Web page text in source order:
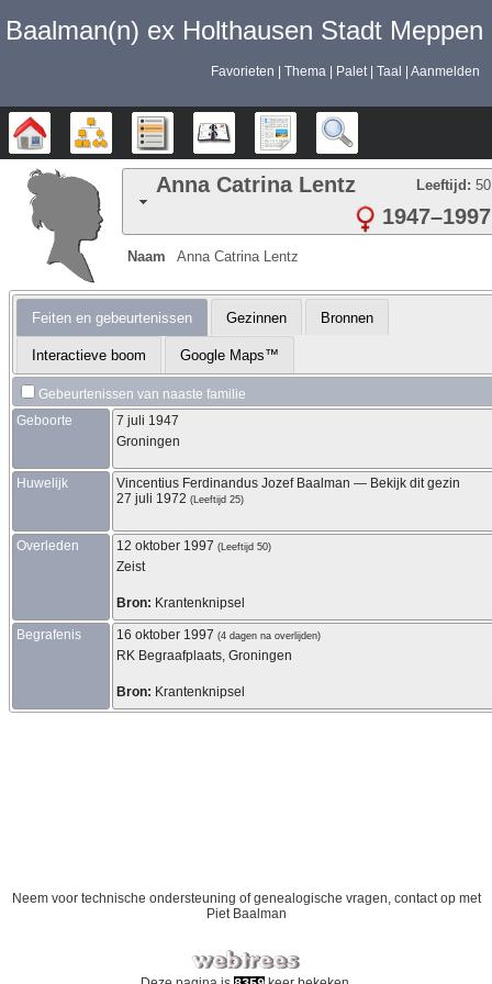
Baalman‎‎‎‎‎(n)‎‎‎‎‎ ex Holthausen Stadt Meppen
Favorieten Thema Palet Taal Aanmelden
Stamboom DiagrammenLijsten Kalender Rapporten
Anna Catrina Lentz Leeftijd: 50
1947–1997
Naam Anna Catrina Lentz
Feiten en gebeurtenissen Gezinnen Bronnen
Interactieve boom Google Maps™
Gebeurtenissen van naaste familie
Geboorte
7 juli 1947
Groningen
Huwelijk Vincentius Ferdinandus Jozef Baalman — Bekijk dit gezin
27 juli 1972 (Leeftijd 25)
Overleden 12 oktober 1997 (Leeftijd 50)
Zeist
Bron: Krantenknipsel
Begrafenis 16 oktober 1997 (4 dagen na overlijden)
RK Begraafplaats, Groningen
Bron: Krantenknipsel
Neem voor technische ondersteuning of genealogische vragen, contact op met
Piet Baalman